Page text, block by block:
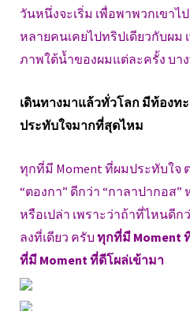
วันหนึ่งจะเริ่ม เพื่อพาพวกเขาไ
หลายคนเคยไปทริปเดียวกับผม
ภาพใต้น้ำของผมแต่ละครั้ง บา
เดินทางมาแล้วทั่วโลก มีท้องท
ประทับใจมากที่สุดไหม
ทุกที่มี Moment ที่ผมประทับใจ
“ตองกา” ดีกว่า “กาลาปากอส”
หรือเปล่า เพราะว่าถ้าที่ไหนดี
ลงที่เดียว ครับ ทุกที่มี Moment
ที่มี Moment ที่ดีโผล่เข้ามา